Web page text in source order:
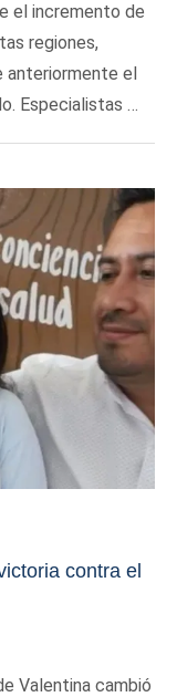
el incremento de
regiones,
anteriormente el
Especialistas …
contra el
Valentina cambió